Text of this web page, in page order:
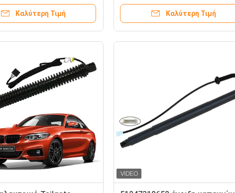
68103066AA
Καλύτερη Τιμή Καλύτερη Τιμή